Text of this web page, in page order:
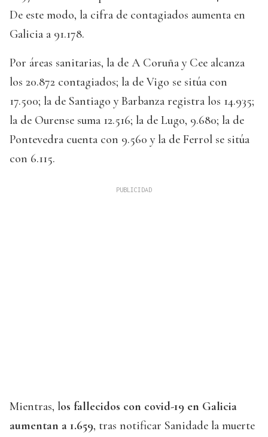
De este modo, la cifra de contagiados aumenta en
Galicia a 91.178.
Por áreas sanitarias, la de A Coruña y Cee alcanza
los 20.872 contagiados; la de Vigo se sitúa con
17.500; la de Santiago y Barbanza registra los 14.935;
la de Ourense suma 12.516; la de Lugo, 9.680; la de
Pontevedra cuenta con 9.560 y la de Ferrol se sitúa
con 6.115.
Mientras, los fallecidos con covid-19 en Galicia
aumentan a 1.659, tras notificar Sanidade la muerte